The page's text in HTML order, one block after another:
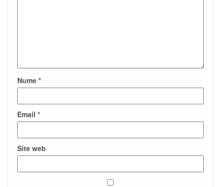
Nume *
Email *
Site web